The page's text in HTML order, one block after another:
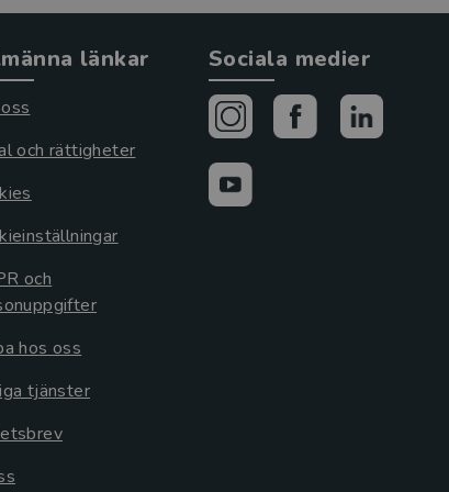
länkar
och rättigheter
och
hos oss
tjänster
Sociala medier